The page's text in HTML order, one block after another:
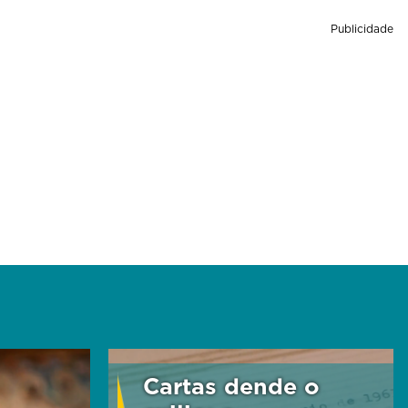
Publicidade
Cartas dende o